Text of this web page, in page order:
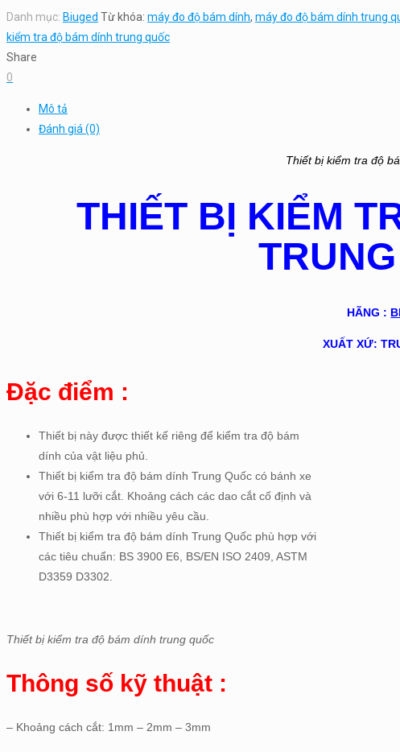
Danh mục: Biuged Từ khóa: máy đo độ bám dính, máy đo độ bám dính trung
kiểm tra độ bám dính trung quốc
Share
0
Mô tả
Đánh giá (0)
Thiết bị kiểm tra độ
THIẾT BỊ KIỂM
HÃNG :
XUẤT XỨ:
Đặc điểm :
Thiết bị này được thiết kế riêng để kiểm tra độ bám
dính của vật liệu phủ.
Thiết bị kiểm tra độ bám dính Trung Quốc có bánh xe
với 6-11 lưỡi cắt. Khoảng cách các dao cắt cố định và
nhiều phù hợp với nhiều yêu cầu.
Thiết bị kiểm tra độ bám dính Trung Quốc phù hợp với
các tiêu chuẩn: BS 3900 E6, BS/EN ISO 2409, ASTM
D3359 D3302.
Thiết bị kiểm tra độ bám dính trung quốc
Thông số kỹ thuật :
– Khoảng cách cắt: 1mm – 2mm – 3mm